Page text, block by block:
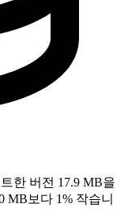
한 버전 17.9 MB을
MB보다 1% 작습니